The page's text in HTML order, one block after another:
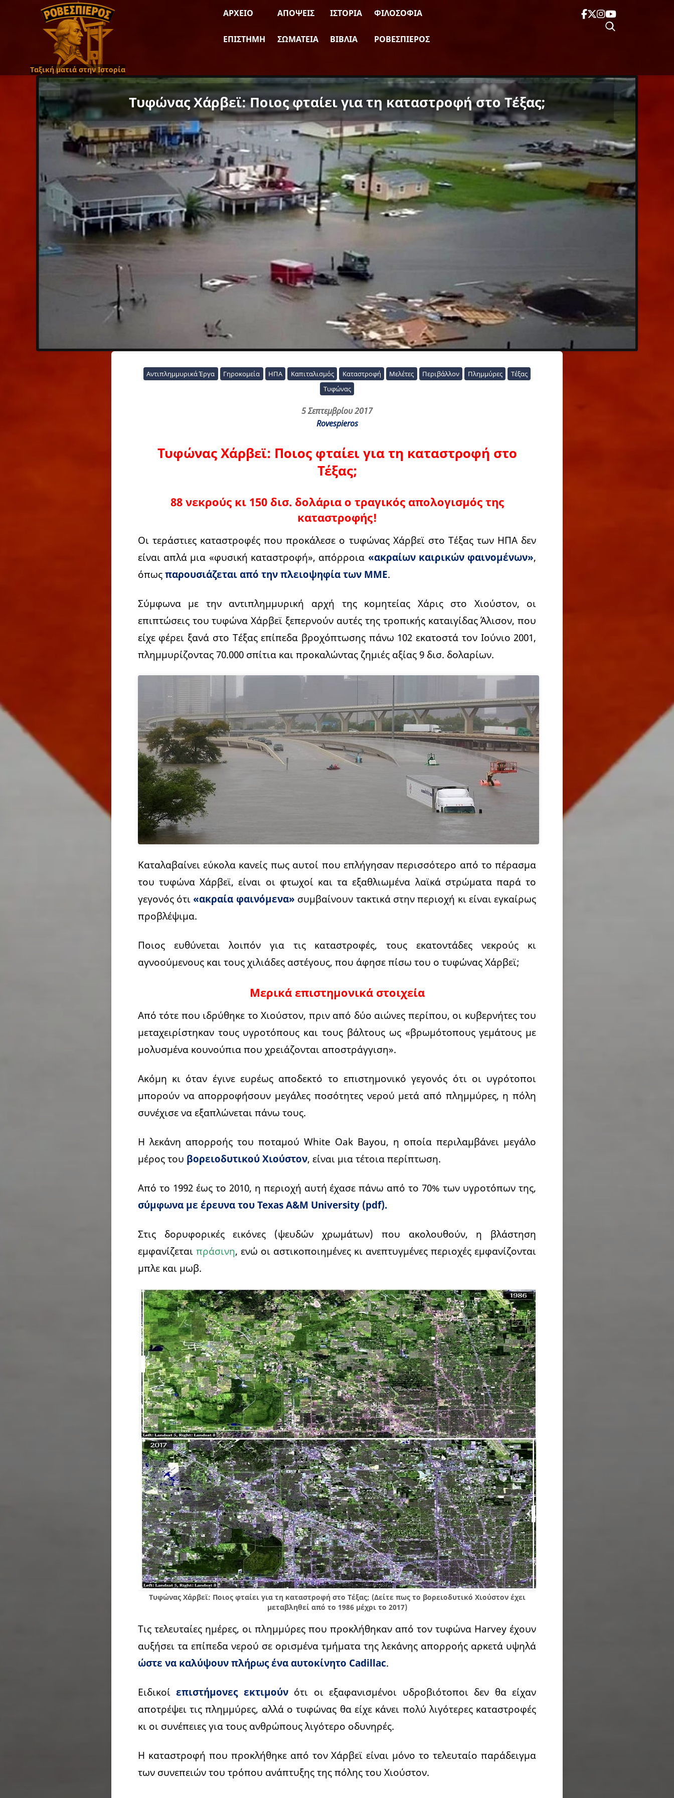
Ταξική ματιά στην Ιστορία
ΑΡΧΕΊΟ ΑΠΌΨΕΙΣ ΙΣΤΟΡΊΑ ΦΙΛΟΣΟΦΊΑ
ΕΠΙΣΤΉΜΗ ΣΩΜΑΤΕΊΑ ΒΙΒΛΊΑ ΡΟΒΕΣΠΙΈΡΟΣ
Τυφώνας Χάρβεϊ: Ποιος φταίει για τη καταστροφή στο Τέξας;
Αντιπλημμυρικά Έργα Γηροκομεία ΗΠΑ Καπιταλισμός Καταστροφή Μελέτες Περιβάλλον Πλημμύρες
Τέξας
Τυφώνας
5 Σεπτεμβρίου 2017
Rovespieros
Τυφώνας Χάρβεϊ: Ποιος φταίει για τη καταστροφή στο
Τέξας;
88 νεκρούς κι 150 δισ. δολάρια ο τραγικός απολογισμός της
καταστροφής!
Οι τεράστιες καταστροφές που προκάλεσε ο τυφώνας Χάρβεϊ στο Τέξας των ΗΠΑ δεν
είναι απλά μια «φυσική καταστροφή», απόρροια «ακραίων καιρικών φαινομένων»,
όπωςπαρουσιάζεται από την πλειοψηφία των ΜΜΕ.
Σύμφωνα με την αντιπλημμυρική αρχή της κομητείας Χάρις στο Χιούστον, οι
επιπτώσεις του τυφώνα Χάρβεϊ ξεπερνούν αυτές της τροπικής καταιγίδας Άλισον, που
είχε φέρει ξανά στο Τέξας επίπεδα βροχόπτωσης πάνω 102 εκατοστά τον Ιούνιο 2001,
πλημμυρίζοντας 70.000 σπίτια και προκαλώντας ζημιές αξίας 9 δισ. δολαρίων.
Καταλαβαίνει εύκολα κανείς πως αυτοί που επλήγησαν περισσότερο από το πέρασμα
του τυφώνα Χάρβεϊ, είναι οι φτωχοί και τα εξαθλιωμένα λαϊκά στρώματα παρά το
γεγονός ότι«ακραία φαινόμενα» συμβαίνουν τακτικά στην περιοχή κι είναι εγκαίρως
προβλέψιμα.
Ποιος ευθύνεται λοιπόν για τις καταστροφές, τους εκατοντάδες νεκρούς κι
αγνοούμενους και τους χιλιάδες αστέγους, που άφησε πίσω του ο τυφώνας Χάρβεϊ;
Μερικά επιστημονικά στοιχεία
Από τότε που ιδρύθηκε το Χιούστον, πριν από δύο αιώνες περίπου, οι κυβερνήτες του
μεταχειρίστηκαν τους υγροτόπους και τους βάλτους ως «βρωμότοπους γεμάτους με
μολυσμένα κουνούπια που χρειάζονται αποστράγγιση».
Ακόμη κι όταν έγινε ευρέως αποδεκτό το επιστημονικό γεγονός ότι οι υγρότοποι
μπορούν να απορροφήσουν μεγάλες ποσότητες νερού μετά από πλημμύρες, η πόλη
συνέχισε να εξαπλώνεται πάνω τους.
Η λεκάνη απορροής του ποταμού White Oak Bayou, η οποία περιλαμβάνει μεγάλο
μέρος του βορειοδυτικού Χιούστον, είναι μια τέτοια περίπτωση.
Από το 1992 έως το 2010, η περιοχή αυτή έχασε πάνω από το 70% των υγροτόπων της,
σύμφωνα με έρευνα του Texas A&M University (pdf).
Στις δορυφορικές εικόνες (ψευδών χρωμάτων) που ακολουθούν, η βλάστηση
εμφανίζεται πράσινη, ενώ οι αστικοποιημένες κι ανεπτυγμένες περιοχές εμφανίζονται
μπλε και μωβ.
Τυφώνας Χάρβεϊ: Ποιος φταίει για τη καταστροφή στο Τέξας; (Δείτε πως το βορειοδυτικό Χιούστον έχει
μεταβληθεί από το 1986 μέχρι το 2017)
Τις τελευταίες ημέρες, οι πλημμύρες που προκλήθηκαν από τον τυφώνα Harvey έχουν
αυξήσει τα επίπεδα νερού σε ορισμένα τμήματα της λεκάνης απορροής αρκετά υψηλά
ώστε να καλύψουν πλήρως ένα αυτοκίνητο Cadillac.
Ειδικοίεπιστήμονες εκτιμούνότι οι εξαφανισμένοι υδροβιότοποι δεν θα είχαν
αποτρέψει τις πλημμύρες, αλλά ο τυφώνας θα είχε κάνει πολύ λιγότερες καταστροφές
κι οι συνέπειες για τους ανθρώπους λιγότερο οδυνηρές.
Η καταστροφή που προκλήθηκε από τον Χάρβεϊ είναι μόνο το τελευταίο παράδειγμα
των συνεπειών του τρόπου ανάπτυξης της πόλης του Χιούστον.